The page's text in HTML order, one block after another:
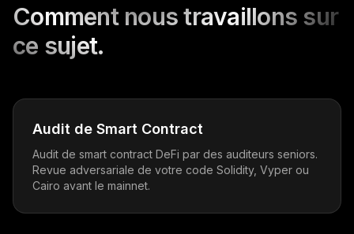
Comment nous travaillons sur
ce sujet.
Audit de Smart Contract
Audit de smart contract DeFi par des auditeurs seniors.
Revue adversariale de votre code Solidity, Vyper ou
Cairo avant le mainnet.